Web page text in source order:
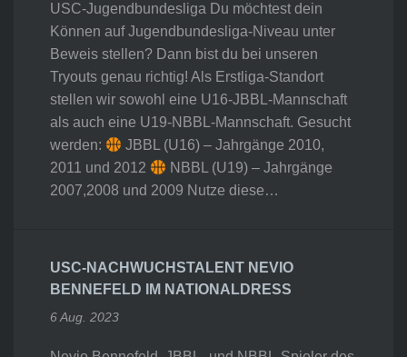
USC-Jugendbundesliga Du möchtest dein
Können auf Jugendbundesliga-Niveau unter
Beweis stellen? Dann bist du bei unseren
Tryouts genau richtig! Als Erstliga-Standort
stellen wir sowohl eine U16-JBBL-Mannschaft
als auch eine U19-NBBL-Mannschaft. Gesucht
werden:
JBBL (U16) – Jahrgänge 2010,
2011 und 2012
NBBL (U19) – Jahrgänge
2007,2008 und 2009 Nutze diese…
USC-NACHWUCHSTALENT NEVIO
BENNEFELD IM NATIONALDRESS
6 Aug. 2023